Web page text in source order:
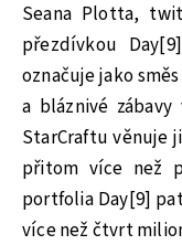
Seana Plotta,
přezdívkou
označuje jako
a bláznivé
StarCraftu věnuje
přitom více než
portfolia Day[9]
více než čtvrt